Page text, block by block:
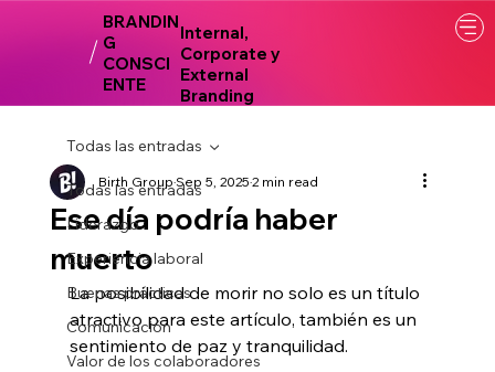
BRANDIN
G
CONSCI
ENTE
Internal,
Corporate y
External
Branding
Todas las entradas
Liderazgo
Experiencia laboral
Buenas prácticas
Comunicación
Valor de los colaboradores
Todas las entradas
Ese día podría haber
muerto
Birth GroupSep 5, 20252 min read
La posibilidad de morir no solo es un título
atractivo para este artículo, también es un
sentimiento de paz y tranquilidad.